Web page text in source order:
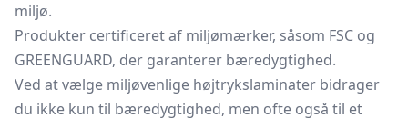
miljø.
Produkter certificeret af miljømærker, såsom FSC og
GREENGUARD, der garanterer bæredygtighed.
Ved at vælge miljøvenlige højtrykslaminater bidrager
du ikke kun til bæredygtighed, men ofte også til et